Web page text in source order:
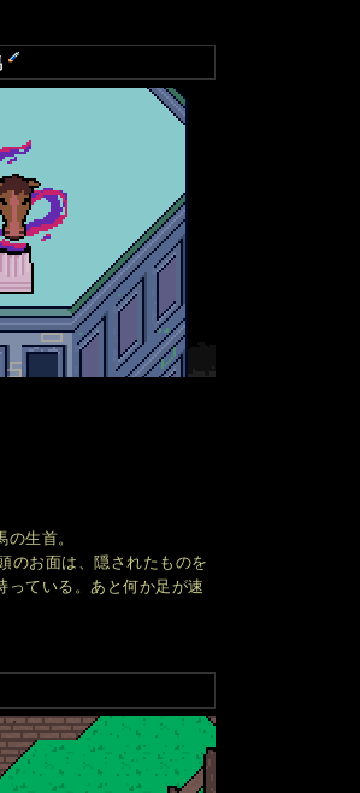
生首。
のお面は、隠されたものを
っている。あと何か足が速